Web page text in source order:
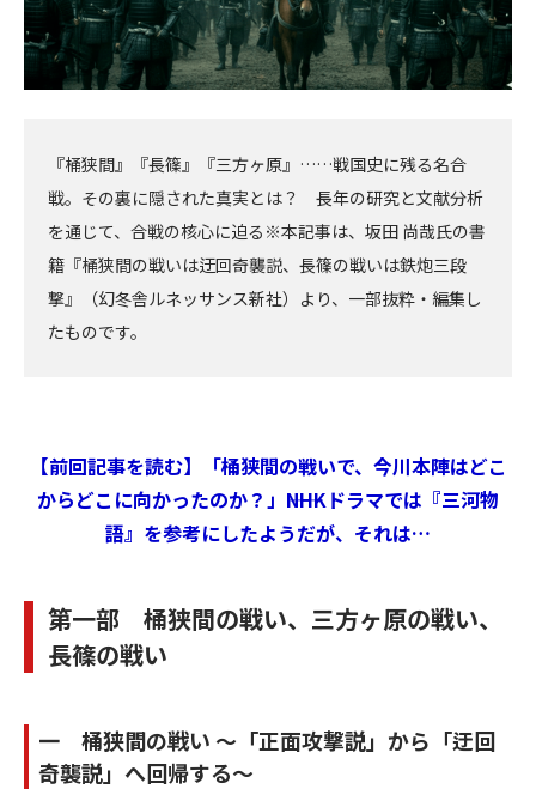
『桶狭間』『長篠』『三方ヶ原』……戦国史に残る名合
戦。その裏に隠された真実とは？ 長年の研究と文献分析
を通じて、合戦の核心に迫る※本記事は、坂田 尚哉氏の書
籍『桶狭間の戦いは迂回奇襲説、長篠の戦いは鉄炮三段
撃』（幻冬舎ルネッサンス新社）より、一部抜粋・編集し
たものです。
【前回記事を読む】「桶狭間の戦いで、今川本陣はどこ
からどこに向かったのか？」――NHKドラマでは『三河物
語』を参考にしたようだが、それは…
第一部 桶狭間の戦い、三方ヶ原の戦い、
長篠の戦い
一 桶狭間の戦い ～「正面攻撃説」から「迂回
奇襲説」へ回帰する～